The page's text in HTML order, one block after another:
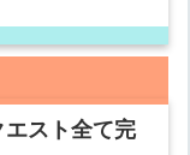
スト全て完